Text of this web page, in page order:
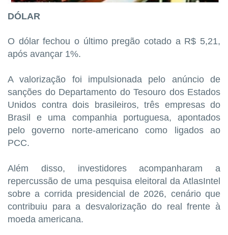
DÓLAR
O dólar fechou o último pregão cotado a R$ 5,21,
após avançar 1%.
A valorização foi impulsionada pelo anúncio de
sanções do Departamento do Tesouro dos Estados
Unidos contra dois brasileiros, três empresas do
Brasil e uma companhia portuguesa, apontados
pelo governo norte-americano como ligados ao
PCC.
Além disso, investidores acompanharam a
repercussão de uma pesquisa eleitoral da AtlasIntel
sobre a corrida presidencial de 2026, cenário que
contribuiu para a desvalorização do real frente à
moeda americana.